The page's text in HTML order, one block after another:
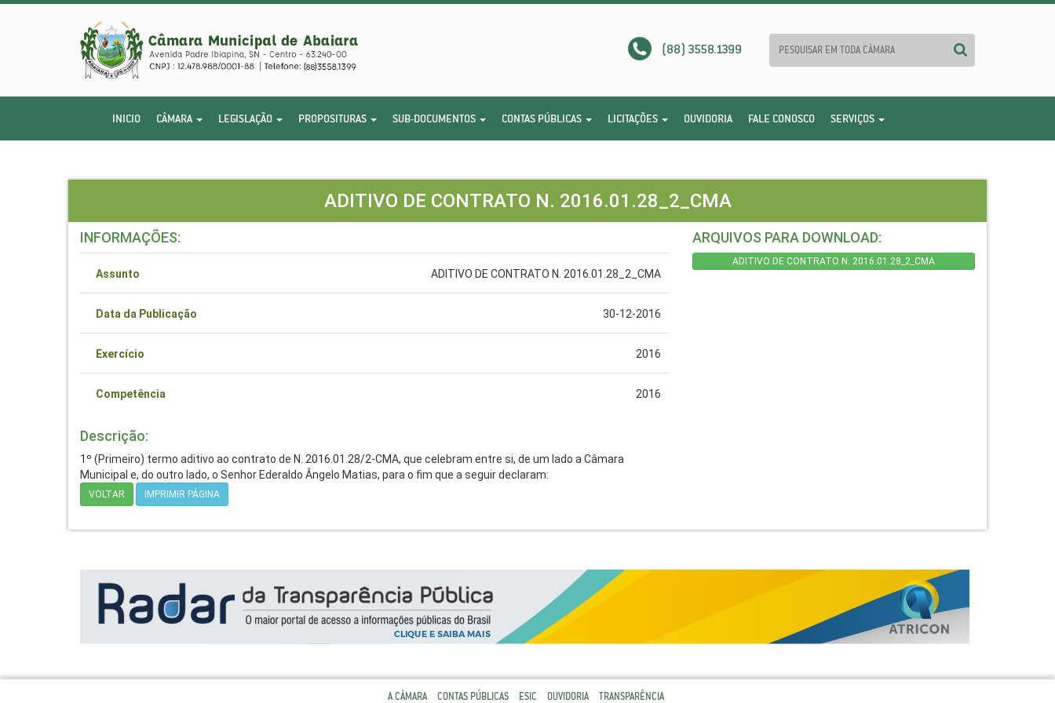
(88) 3558.1399
INICIO CÂMARA LEGISLAÇÃO PROPOSITURAS SUB-DOCUMENTOS CONTAS PÚBLICAS LICITAÇÕES OUVIDORIA FALE CONOSCO SERVIÇOS
ADITIVO DE CONTRATO N. 2016.01.28_2_CMA
INFORMAÇÕES:
Assunto ADITIVO DE CONTRATO N. 2016.01.28_2_CMA
Data da Publicação 30-12-2016
Exercício 2016
Competência 2016
Descrição:
1º (Primeiro) termo aditivo ao contrato de N. 2016.01.28/2-CMA, que celebram entre si, de um lado a Câmara
Municipal e, do outro lado, o Senhor Ederaldo Ângelo Matias, para o fim que a seguir declaram:
VOLTAR IMPRIMIR PÁGINA
ARQUIVOS PARA DOWNLOAD:
ADITIVO DE CONTRATO N. 2016.01.28_2_CMA
A CÂMARA CONTAS PÚBLICAS ESIC OUVIDORIA TRANSPARÊNCIA